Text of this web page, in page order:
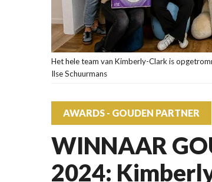
Het hele team van Kimberly-Clark is
Ilse Schuurmans
AWARDS - GOUDEN PARTNER
WINNAAR
2024: